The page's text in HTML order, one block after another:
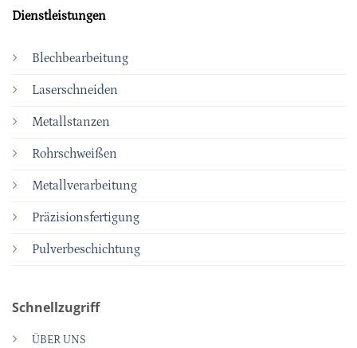
Dienstleistungen
Blechbearbeitung
Laserschneiden
Metallstanzen
Rohrschweißen
Metallverarbeitung
Präzisionsfertigung
Pulverbeschichtung
Schnellzugriff
ÜBER UNS